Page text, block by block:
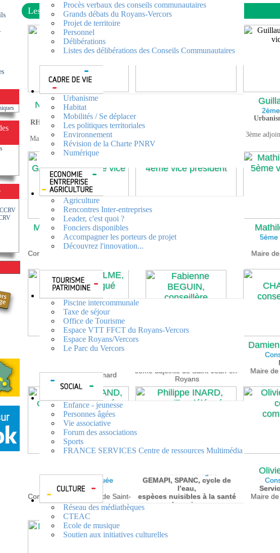
Procès verbaux des conseils communautaires
Grands débats du Royans-Vercors
Projet de territoire
Personnel
Délibérations
Listes des délibérations des Conseils Communautaires
Urbanisme
Habitat
Mobilités / Se déplacer
Les politiques territoriales
Environnement
Révision de la Charte PNRV
Numérique
Agriculture
Rencontres Inter-entreprises
Leader, c'est quoi ?
Fonciers disponibles
Accompagner les porteurs de projet
Découvrez l'innovation...
Piscine intercommunale
Taxe de séjour
Office de Tourisme
Espace VTT FFCT du Royans-Vercors
Espace Royans/Vercors
Le Parc du Vercors
Enfance - jeunesse
Personnes âgées
Vie associative
Forum des associations
Sports
FRANCE SERVICES Centre de ressources Multimédia
Réseau des médiathèques
CTEAC
Ecole de musique
Soutien aux initiatives culturelles
Les élus
Nancy FILET-COCHE
Présidente de la CCRV
RH, communication et relations
aux communes
Maire de Saint-Laurent-en-Royans
Maire de Saint-Agnan-en-Vercors
3ème
Marie-Lise GAUTHIER
3ème vice-présidente
Social, sports, santé
Conseillère municipale de Saint-
Nicolas PEYRETOUT
4ème vice-président
5ème
Maire
Claude ANTELME
Maire de Rochechinard
6ème adjointe de Saint-Jean-en-
Royans
Maire
Conseillère déléguée
Culture
Conseillère municipale de Saint-
Jean-en-Royans
GEMAPI, SPANC, cycle de
l’eau,
espèces nuisibles à la santé
humaine
Maire